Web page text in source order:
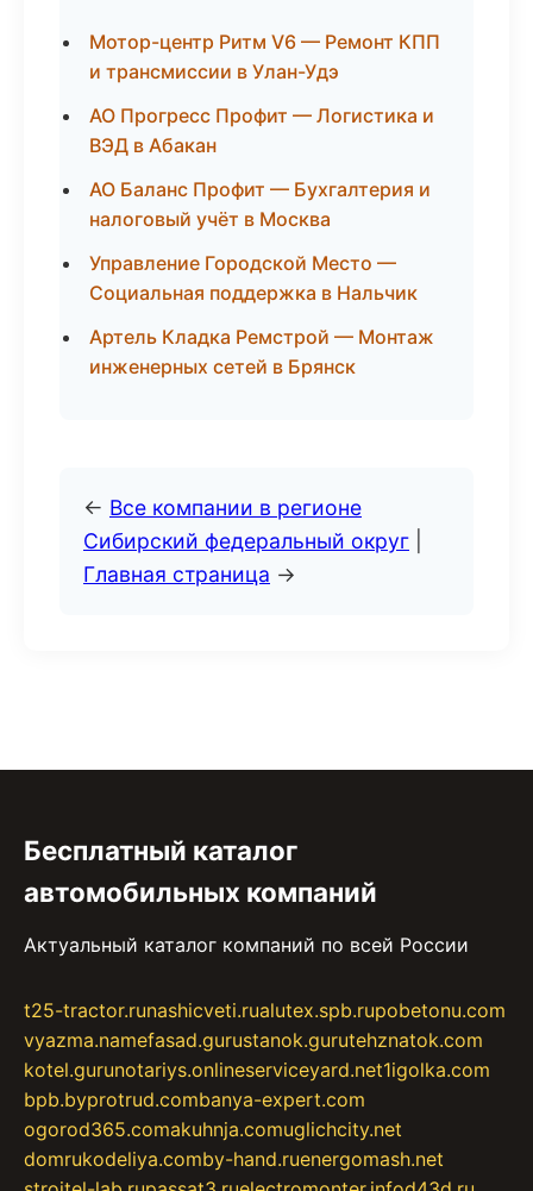
Мотор-центр Ритм V6 — Ремонт КПП
и трансмиссии в Улан-Удэ
АО Прогресс Профит — Логистика и
ВЭД в Абакан
АО Баланс Профит — Бухгалтерия и
налоговый учёт в Москва
Управление Городской Место —
Социальная поддержка в Нальчик
Артель Кладка Ремстрой — Монтаж
инженерных сетей в Брянск
← Все компании в регионе
Сибирский федеральный округ
Главная страница →
Бесплатный каталог
автомобильных компаний
Актуальный каталог компаний по всей России
t25-tractor.runashicveti.rualutex.spb.rupobetonu.com
vyazma.namefasad.gurustanok.gurutehznatok.com
kotel.gurunotariys.onlineserviceyard.net1igolka.com
bpb.byprotrud.combanya-expert.com
ogorod365.comakuhnja.comuglichcity.net
domrukodeliya.comby-hand.ruenergomash.net